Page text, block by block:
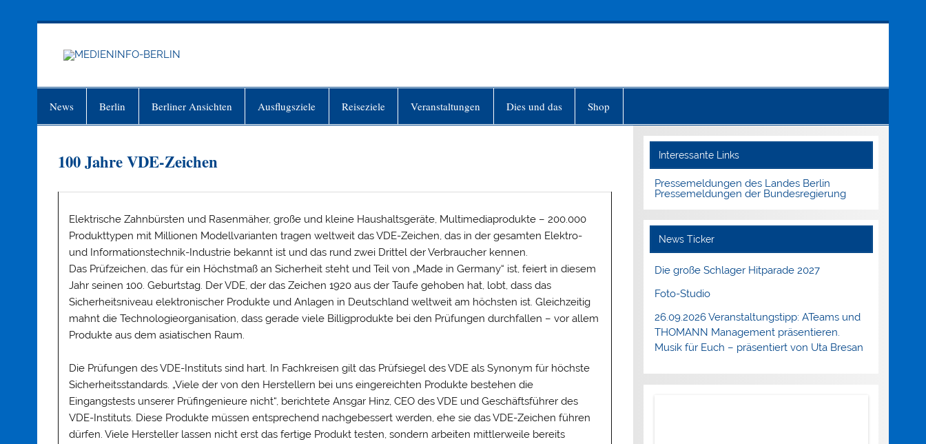
News Berlin Berliner Ansichten Ausflugsziele Reiseziele Veranstaltungen Dies und das Shop
100 Jahre VDE-Zeichen
Elektrische Zahnbürsten und Rasenmäher, große und kleine Haushaltsgeräte, Multimediaprodukte – 200.000
Produkttypen mit Millionen Modellvarianten tragen weltweit das VDE-Zeichen, das in der gesamten Elektro-
und Informationstechnik-Industrie bekannt ist und das rund zwei Drittel der Verbraucher kennen.
Das Prüfzeichen, das für ein Höchstmaß an Sicherheit steht und Teil von „Made in Germany“ ist, feiert in diesem
Jahr seinen 100. Geburtstag. Der VDE, der das Zeichen 1920 aus der Taufe gehoben hat, lobt, dass das
Sicherheitsniveau elektronischer Produkte und Anlagen in Deutschland weltweit am höchsten ist. Gleichzeitig
mahnt die Technologieorganisation, dass gerade viele Billigprodukte bei den Prüfungen durchfallen – vor allem
Produkte aus dem asiatischen Raum.
Die Prüfungen des VDE-Instituts sind hart. In Fachkreisen gilt das Prüfsiegel des VDE als Synonym für höchste
Sicherheitsstandards. „Viele der von den Herstellern bei uns eingereichten Produkte bestehen die
Eingangstests unserer Prüfingenieure nicht“, berichtete Ansgar Hinz, CEO des VDE und Geschäftsführer des
VDE-Instituts. Diese Produkte müssen entsprechend nachgebessert werden, ehe sie das VDE-Zeichen führen
dürfen. Viele Hersteller lassen nicht erst das fertige Produkt testen, sondern arbeiten mittlerweile bereits
Interessante Links
Pressemeldungen des Landes Berlin
Pressemeldungen der Bundesregierung
News Ticker
Die große Schlager Hitparade 2027
Foto-Studio
26.09.2026 Veranstaltungstipp: ATeams und
THOMANN Management präsentieren.
Musik für Euch – präsentiert von Uta Bresan